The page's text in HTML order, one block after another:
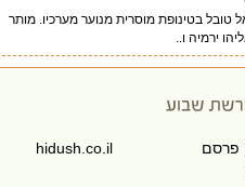
מוסרית מנוער מערכיו. מותר
ו..
hidush.co.il